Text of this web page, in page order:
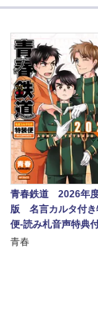
青春鉄道 2026年
版 名言カルタ付き
便‐読み札音声特典
青春